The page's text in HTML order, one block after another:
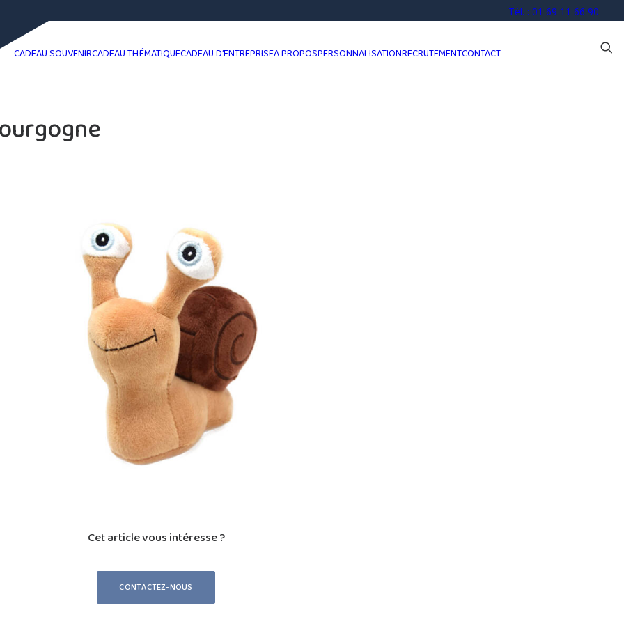
Tél. : 01 69 11 66 90
CADEAU SOUVENIRCADEAU THÉMATIQUECADEAU D’ENTREPRISEA PROPOSPERSONNALISATIONRECRUTEMENTCONTACT
Cet article vous intéresse ?
CONTACTEZ-NOUS